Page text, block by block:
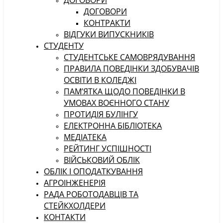
ДОГОВОРИ
КОНТРАКТИ
ВІДГУКИ ВИПУСКНИКІВ
СТУДЕНТУ
CТУДЕНТСЬКЕ САМОВРЯДУВАННЯ
ПРАВИЛА ПОВЕДІНКИ ЗДОБУВАЧІВ
ОСВІТИ В КОЛЕДЖІ
ПАМ’ЯТКА ЩОДО ПОВЕДІНКИ В
УМОВАХ ВОЄННОГО СТАНУ
ПРОТИДІЯ БУЛІНГУ
ЕЛЕКТРОННА БІБЛІОТЕКА
МЕДІАТЕКА
РЕЙТИНГ УСПІШНОСТІ
ВІЙСЬКОВИЙ ОБЛІК
ОБЛІК І ОПОДАТКУВАННЯ
АГРОІНЖЕНЕРІЯ
РАДА РОБОТОДАВЦІВ ТА
СТЕЙКХОЛДЕРИ
КОНТАКТИ